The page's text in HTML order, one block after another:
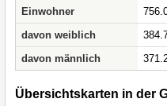
Einwohner
davon weiblich
davon männlich
Übersichtskarten in der